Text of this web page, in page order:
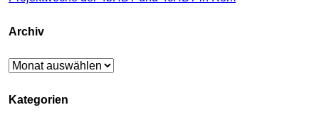
Archiv
Archiv
Kategorien